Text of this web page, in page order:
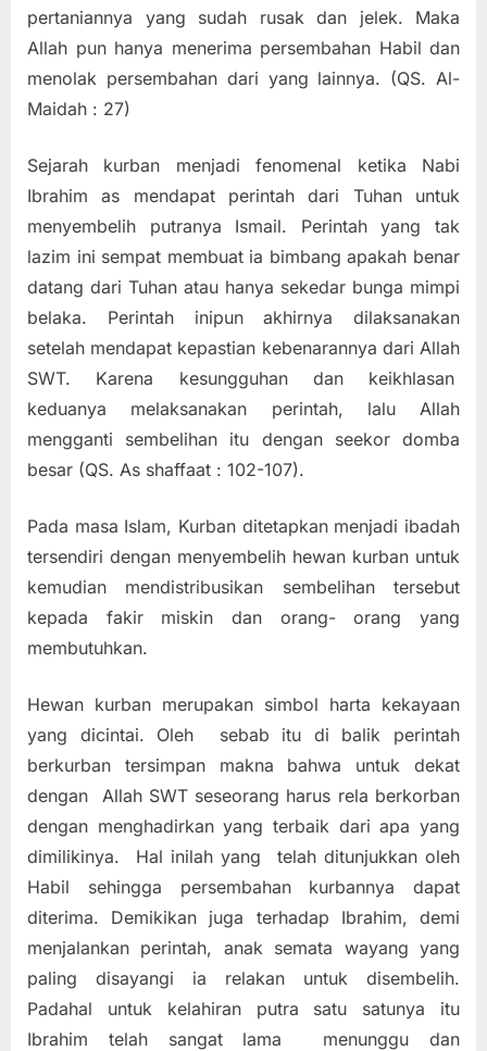
pertaniannya yang sudah rusak dan jelek. Maka
Allah pun hanya menerima persembahan Habil dan
menolak persembahan dari yang lainnya. (QS. Al-
Maidah : 27)
Sejarah kurban menjadi fenomenal ketika Nabi
Ibrahim as mendapat perintah dari Tuhan untuk
menyembelih putranya Ismail. Perintah yang tak
lazim ini sempat membuat ia bimbang apakah benar
datang dari Tuhan atau hanya sekedar bunga mimpi
belaka. Perintah inipun akhirnya dilaksanakan
setelah mendapat kepastian kebenarannya dari Allah
SWT. Karena kesungguhan dan keikhlasan
keduanya melaksanakan perintah, lalu Allah
mengganti sembelihan itu dengan seekor domba
besar (QS. As shaffaat : 102-107).
Pada masa Islam, Kurban ditetapkan menjadi ibadah
tersendiri dengan menyembelih hewan kurban untuk
kemudian mendistribusikan sembelihan tersebut
kepada fakir miskin dan orang- orang yang
membutuhkan.
Hewan kurban merupakan simbol harta kekayaan
yang dicintai. Oleh sebab itu di balik perintah
berkurban tersimpan makna bahwa untuk dekat
dengan Allah SWT seseorang harus rela berkorban
dengan menghadirkan yang terbaik dari apa yang
dimilikinya. Hal inilah yang telah ditunjukkan oleh
Habil sehingga persembahan kurbannya dapat
diterima. Demikikan juga terhadap Ibrahim, demi
menjalankan perintah, anak semata wayang yang
paling disayangi ia relakan untuk disembelih.
Padahal untuk kelahiran putra satu satunya itu
Ibrahim telah sangat lama menunggu dan